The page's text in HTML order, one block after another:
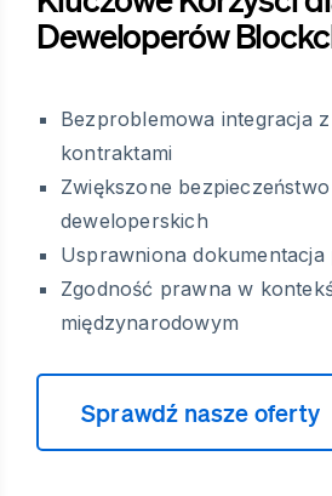
Deweloperów
Bezproblemowa integracja
kontraktami
Zwiększone
deweloperskich
Usprawniona
Zgodność prawna w
międzynarodowym
Sprawdź nasze oferty